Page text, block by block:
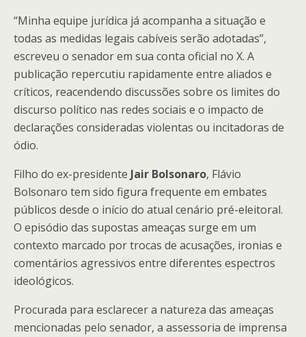
“Minha equipe jurídica já acompanha a situação e
todas as medidas legais cabíveis serão adotadas”,
escreveu o senador em sua conta oficial no X. A
publicação repercutiu rapidamente entre aliados e
críticos, reacendendo discussões sobre os limites do
discurso político nas redes sociais e o impacto de
declarações consideradas violentas ou incitadoras de
ódio.
Filho do ex-presidente Jair Bolsonaro, Flávio
Bolsonaro tem sido figura frequente em embates
públicos desde o início do atual cenário pré-eleitoral.
O episódio das supostas ameaças surge em um
contexto marcado por trocas de acusações, ironias e
comentários agressivos entre diferentes espectros
ideológicos.
Procurada para esclarecer a natureza das ameaças
mencionadas pelo senador, a assessoria de imprensa